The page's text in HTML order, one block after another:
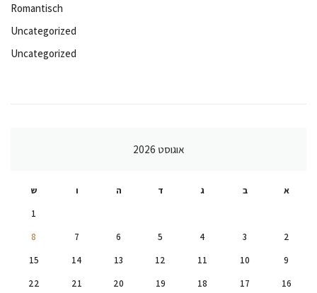
Romantisch
Uncategorized
Uncategorized
אוגוסט 2026
א ב ג ד ה ו
ש
1
2
3
4
5
6
7
8
9
10
11
12
13
14
15
16
17
18
19
20
21
22